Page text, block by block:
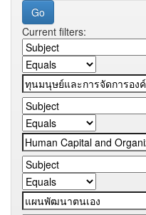
Current filters: